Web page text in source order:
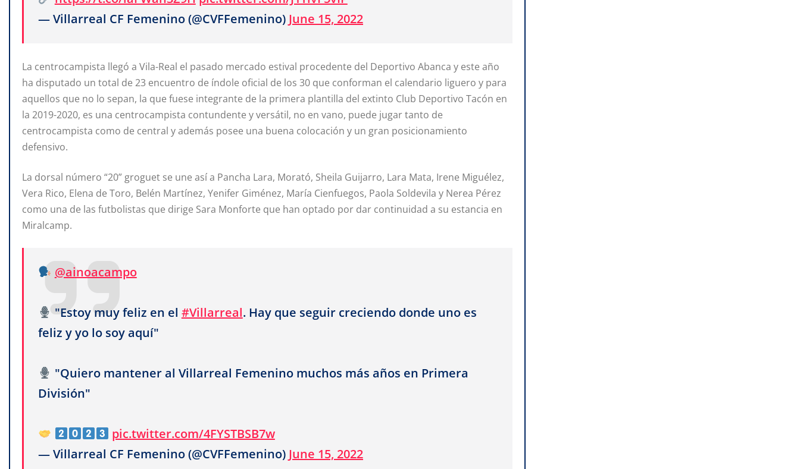
— Villarreal CF Femenino (@CVFFemenino) June 15, 2022
La centrocampista llegó a Vila-Real el pasado mercado estival procedente del Deportivo Abanca y este año
ha disputado un total de 23 encuentro de índole oficial de los 30 que conforman el calendario liguero y para
aquellos que no lo sepan, la que fuese integrante de la primera plantilla del extinto Club Deportivo Tacón en
la 2019-2020, es una centrocampista contundente y versátil, no en vano, puede jugar tanto de
centrocampista como de central y además posee una buena colocación y un gran posicionamiento
defensivo.
La dorsal número “20” groguet se une así a Pancha Lara, Morató, Sheila Guijarro, Lara Mata, Irene Miguélez,
Vera Rico, Elena de Toro, Belén Martínez, Yenifer Giménez, María Cienfuegos, Paola Soldevila y Nerea Pérez
como una de las futbolistas que dirige Sara Monforte que han optado por dar continuidad a su estancia en
Miralcamp.
@ainoacampo
"Estoy muy feliz en el #Villarreal. Hay que seguir creciendo donde uno es
feliz y yo lo soy aquí"
"Quiero mantener al Villarreal Femenino muchos más años en Primera
División"
pic.twitter.com/4FYSTBSB7w
— Villarreal CF Femenino (@CVFFemenino) June 15, 2022